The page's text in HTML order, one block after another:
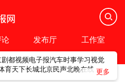
发布厅 工作室
都视频电子报汽车时事学习视觉
育天下长城北京民声北晚在线